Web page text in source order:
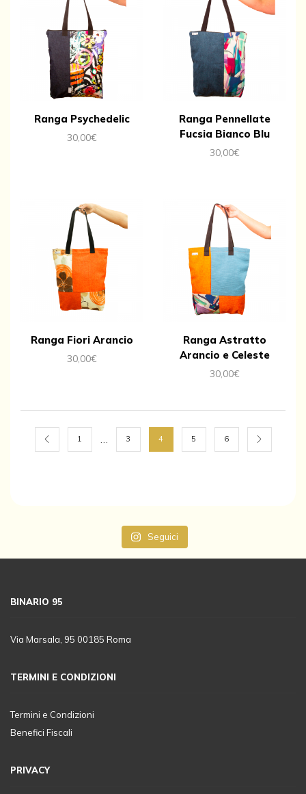
Ranga Psychedelic
30,00€
Ranga Pennellate
Fucsia Bianco Blu
30,00€
Ranga Fiori Arancio
30,00€
Ranga Astratto
Arancio e Celeste
30,00€
1 3 4 5 6
Seguici
BINARIO 95
Via Marsala, 95 00185 Roma
TERMINI E CONDIZIONI
Termini e Condizioni
Benefici Fiscali
PRIVACY